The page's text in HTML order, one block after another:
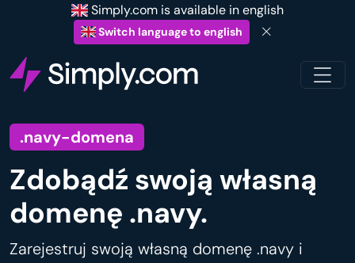
Simply.com is available in english
Switch language to english
.navy-domena
Zdobądź swoją własną
domenę .navy.
Zarejestruj swoją własną domenę .navy i